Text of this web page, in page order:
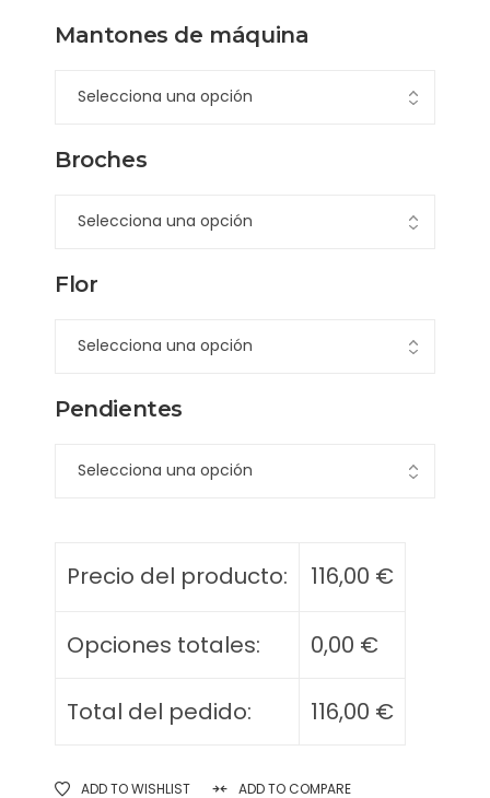
Mantones de máquina
Broches
Flor
Pendientes
Precio del producto: 116,00 €
Opciones totales: 0,00 €
Total del pedido: 116,00 €
ADD TO WISHLIST ADD TO COMPARE